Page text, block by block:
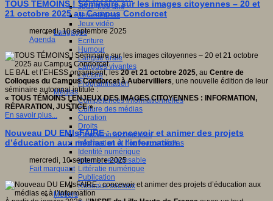
Jeux 4/12 ans
Jeux sérieux
Jeux vidéo
Langages
Ecriture
Humour
Langue orale
Langues vivantes
Lecture
Programmation
Médias
Compétences informationnelles
Culture des médias
Curation
Droits
Education aux médias
Information et nouveaux médias
Identité numérique
Internet responsable
Littératie numérique
Publication
Réseaux sociaux
Métiers
TOUS TÉMOINS ! Séminaire sur les images citoyennes – 20 et
21 octobre 2025 au Campus Condorcet
mercredi, 10 septembre 2025
Agenda
LE BAL et l’EHESS organisent, les20 et 21 octobre 2025, au Centre de
Colloques du Campus Condorcet à Aubervilliers, une nouvelle édition de leur
séminaire automnal intitulé :
« TOUS TÉMOINS ! ENJEUX DES IMAGES CITOYENNES : INFORMATION,
RÉPARATION, JUSTICE ».
En savoir plus...
Nouveau DU EMIsFAIRE : concevoir et animer des projets
d’éducation aux médias et à l’information
mercredi, 10 septembre 2025
Fait marquant